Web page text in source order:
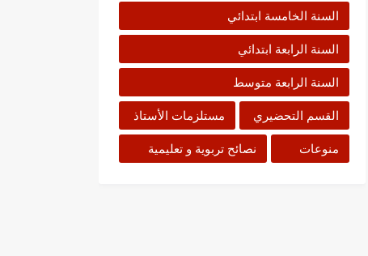
السنة الخامسة ابتدائي
السنة الرابعة ابتدائي
السنة الرابعة متوسط
القسم التحضيري مستلزمات الأستاذ
منوعات نصائح تربوية و تعليمية